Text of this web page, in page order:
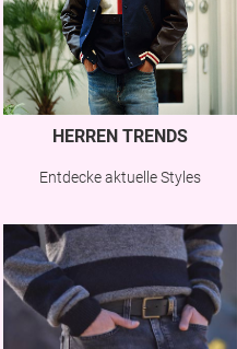
HERREN TRENDS
Entdecke aktuelle Styles